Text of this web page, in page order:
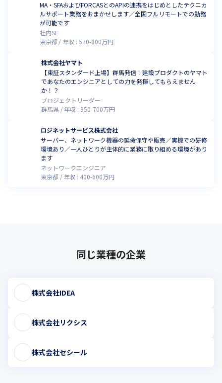
MA・SFAおよびFORCASとのAPIの連携をはじめとしたテクニカ
ルサポート業務をおまかせします／全国フルリモートでの勤務
が可能です
社内SE
東京都
年収 : 570-800万円
株式会社ヤマト
【東証スタンダード上場】群馬発信！建設プロダクトのヤマト
であなたのエンジニアとしての力を発揮してもらえません
か！？
プロジェクトリーダー
群馬県
年収 : 350-700万円
ロジネットサービス株式会社
サーバー、ネットワーク機器の延命保守や販売／実機での研修
環境あり／一人ひとりが主体的に業務に取り組める環境があり
ます
ネットワークエンジニア
東京都
年収 : 400-600万円
同じ業種の企業
株式会社IDEA
株式会社リクシス
株式会社セシール